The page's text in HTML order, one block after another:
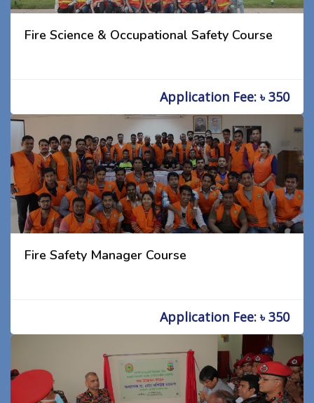
Fire Science & Occupational Safety Course
Application Fee: ৳ 350
Fire Safety Manager Course
Application Fee: ৳ 350